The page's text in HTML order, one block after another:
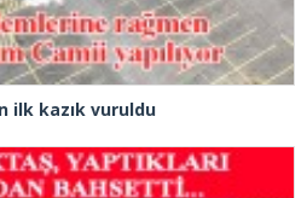
ilk kazık vuruldu